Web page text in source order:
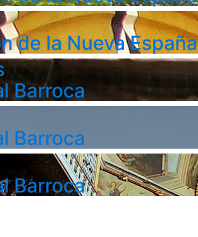
de la Nueva España
Barroca
Barroca
Barroca